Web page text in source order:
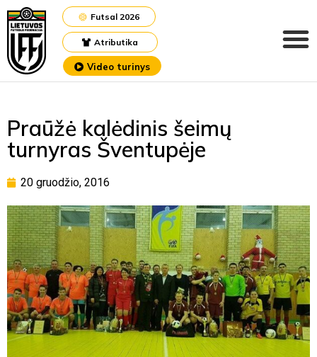
Atributika
Futsal 2026
Video turinys
Praūžė kalėdinis šeimų
turnyras Šventupėje
20 gruodžio, 2016